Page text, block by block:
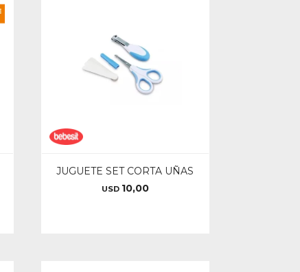
JUGUETE SET CORTA UÑAS
USD 10,00